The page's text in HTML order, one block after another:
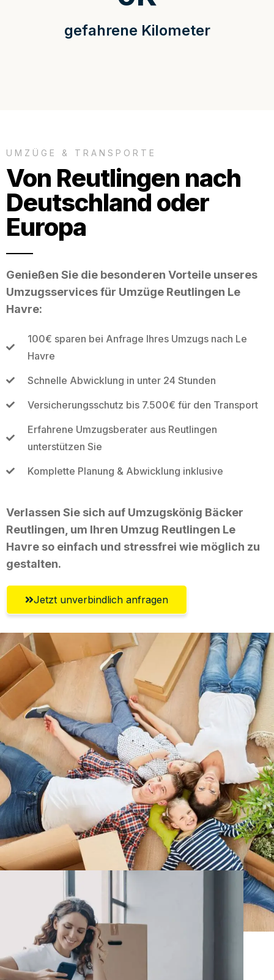
gefahrene Kilometer
UMZÜGE & TRANSPORTE
Von Reutlingen nach
Deutschland oder
Europa
Genießen Sie die besonderen Vorteile unseres
Umzugsservices für Umzüge Reutlingen Le
Havre:
100€ sparen bei Anfrage Ihres Umzugs nach Le
Havre
Schnelle Abwicklung in unter 24 Stunden
Versicherungsschutz bis 7.500€ für den Transport
Erfahrene Umzugsberater aus Reutlingen
unterstützen Sie
Komplette Planung & Abwicklung inklusive
Verlassen Sie sich auf Umzugskönig Bäcker
Reutlingen, um Ihren Umzug Reutlingen Le
Havre so einfach und stressfrei wie möglich zu
gestalten.
Jetzt unverbindlich anfragen